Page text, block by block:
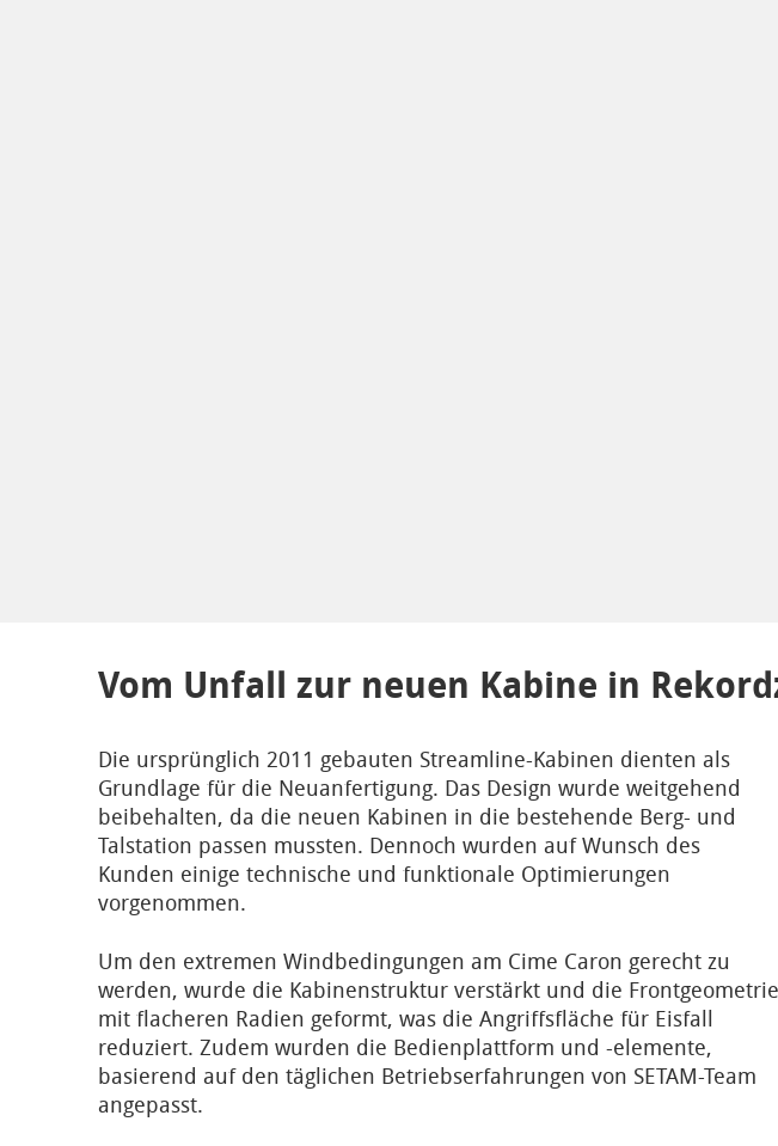
Vom Unfall zur neuen Kabine in
Die ursprünglich 2011 gebauten Streamline-Kabinen dienten als
Grundlage für die Neuanfertigung. Das Design wurde weitgehend
beibehalten, da die neuen Kabinen in die bestehende Berg- und
Talstation passen mussten. Dennoch wurden auf Wunsch des
Kunden einige technische und funktionale Optimierungen
vorgenommen.
Um den extremen Windbedingungen am Cime Caron gerecht zu
werden, wurde die Kabinenstruktur verstärkt und die Frontgeometrie
mit flacheren Radien geformt, was die Angriffsfläche für Eisfall
reduziert. Zudem wurden die Bedienplattform und -elemente,
basierend auf den täglichen Betriebserfahrungen von SETAM-Team
angepasst.